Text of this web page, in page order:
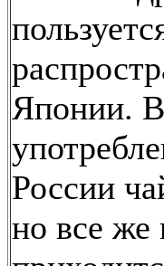
Японии.
России
но все же